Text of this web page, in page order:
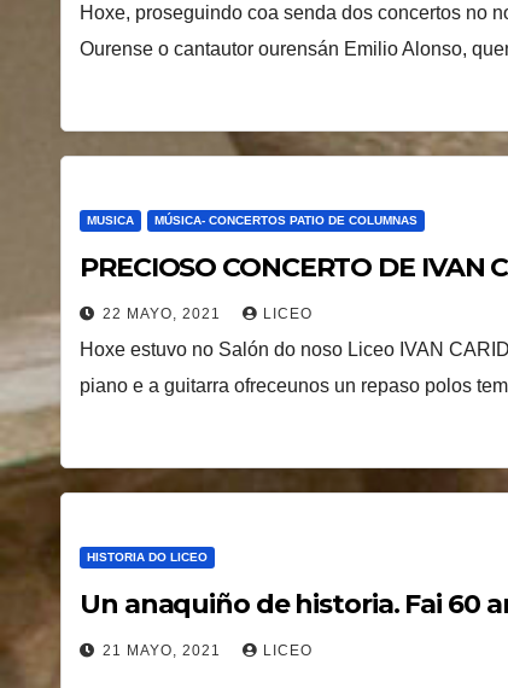
Hoxe, proseguindo coa senda dos concertos no
Ourense o cantautor ourensán Emilio Alonso,
MUSICA MÚSICA- CONCERTOS PATIO DE COLUMNAS
PRECIOSO CONCERTO DE IVAN
22 MAYO, 2021 LICEO
Hoxe estuvo no Salón do noso Liceo IVAN
piano e a guitarra ofreceunos un repaso polos
HISTORIA DO LICEO
Un anaquiño de historia. Fai 60
21 MAYO, 2021 LICEO